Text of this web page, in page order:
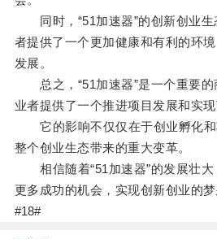
同时，“51加速器”的创新创业生
者提供了一个更加健康和有利的环
发展。
总之，“51加速器”是一个重要的
业者提供了一个推进项目发展和实现
它的影响不仅仅在于创业孵化和
整个创业生态带来的重大变革。
相信随着“51加速器”的发展壮大
更多成功的机会，实现创新创业的梦
#18#